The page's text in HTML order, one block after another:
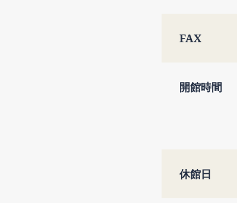
FAX
開館時間
休館日